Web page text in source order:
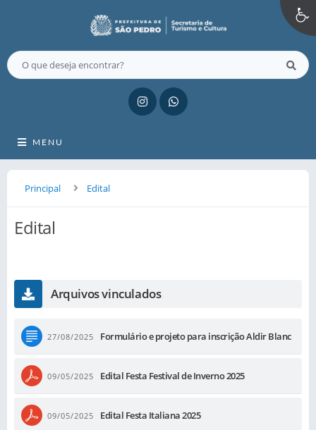
MENU
Principal Edital
Edital
Arquivos vinculados
27/08/2025 Formulário e projeto para inscrição Aldir Blanc
09/05/2025 Edital Festa Festival de Inverno 2025
09/05/2025 Edital Festa Italiana 2025